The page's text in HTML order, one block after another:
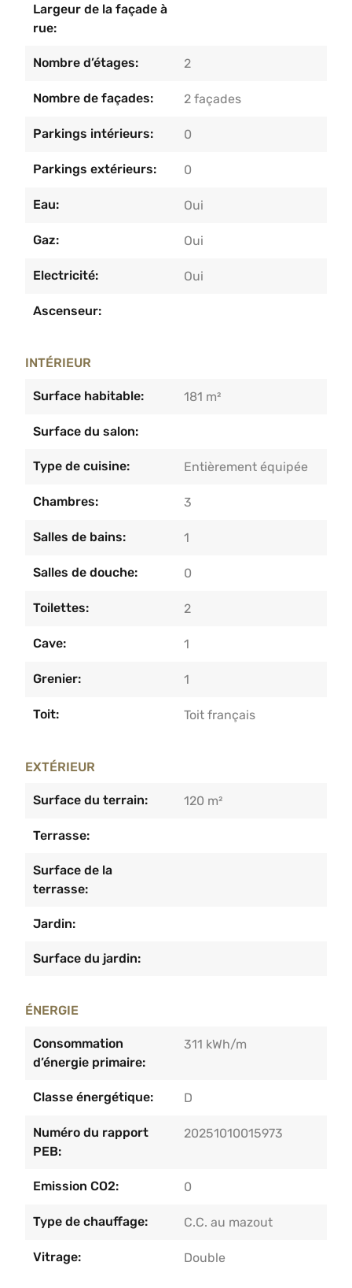
Largeur de la façade à
rue:
Nombre d’étages: 2
Nombre de façades: 2 façades
Parkings intérieurs: 0
Parkings extérieurs: 0
Eau: Oui
Gaz: Oui
Electricité: Oui
Ascenseur:
INTÉRIEUR
Surface habitable: 181 m²
Surface du salon:
Type de cuisine: Entièrement équipée
Chambres: 3
Salles de bains: 1
Salles de douche: 0
Toilettes: 2
Cave: 1
Grenier: 1
Toit: Toit français
EXTÉRIEUR
Surface du terrain: 120 m²
Terrasse:
Surface de la
terrasse:
Jardin:
Surface du jardin:
ÉNERGIE
Consommation
d’énergie primaire:
311 kWh/m
Classe énergétique: D
Numéro du rapport
PEB:
20251010015973
Emission CO2: 0
Type de chauffage: C.C. au mazout
Vitrage: Double